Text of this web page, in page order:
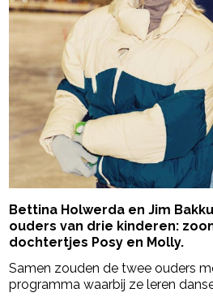
Bettina Holwerda en Jim
ouders van drie kinderen:
dochtertjes Posy en Molly.
Samen zouden de twee ouders
programma waarbij ze leren